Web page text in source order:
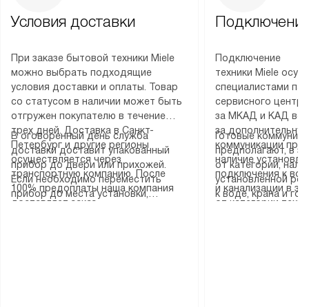
Условия доставки
При заказе бытовой техники Miele
можно выбрать подходящие
условия доставки и оплаты. Товар
со статусом в наличии может быть
отгружен покупателю в течение
трех дней. Доставка в Санкт-
Петербург и другие регионы
осуществляется через
транспортную компанию. После
100% предоплаты наша компания
доставляет заказ
В оговоренный день служба
доставки доставит упакованный
прибор до двери или прихожей.
Если необходимо переместить
прибор до места установки,
Подключение
техники Miele
специалистами
сервисного
за МКАД и КАД
за
коммуникации
наличие
подключения к
и канализации в
от категории
Готовые
предполагают, в
от категории,
установленной
к воде, крана и